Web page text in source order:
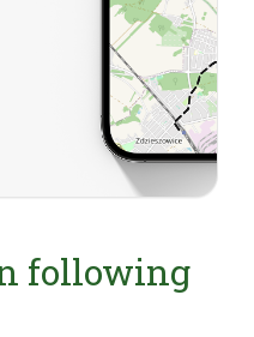
following